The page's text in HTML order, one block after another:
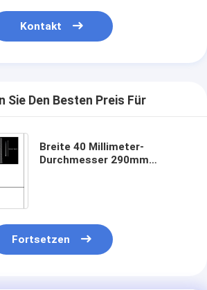
Kontakt
Sie Den Besten Preis Für
Breite 40 Millimeter-
Durchmesser 290mm
Fortsetzen